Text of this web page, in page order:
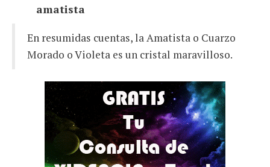
amatista
En resumidas cuentas, la Amatista o Cuarzo
Morado o Violeta es un cristal maravilloso.